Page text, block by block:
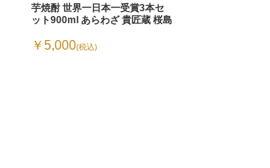
芋焼酎 世界一日本一受賞3本セ
ット900ml あらわざ 貴匠蔵 桜島
￥5,000(税込)